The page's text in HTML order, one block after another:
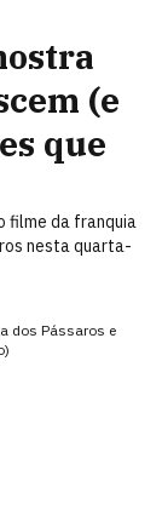
(e
que
filme da franquia
nesta quarta-
dos Pássaros e